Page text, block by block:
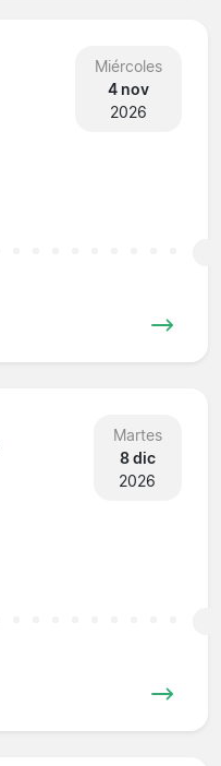
Miércoles
4 nov
2026
Martes
8 dic
2026